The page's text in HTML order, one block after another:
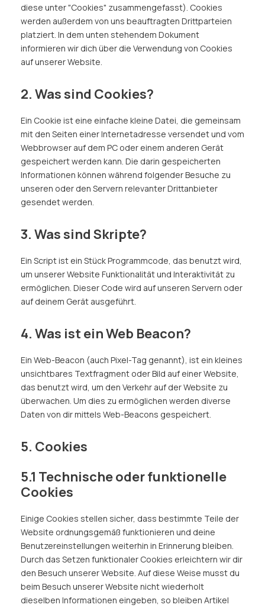
diese unter "Cookies" zusammengefasst). Cookies
werden außerdem von uns beauftragten Drittparteien
platziert. In dem unten stehendem Dokument
informieren wir dich über die Verwendung von Cookies
auf unserer Website.
2. Was sind Cookies?
Ein Cookie ist eine einfache kleine Datei, die gemeinsam
mit den Seiten einer Internetadresse versendet und vom
Webbrowser auf dem PC oder einem anderen Gerät
gespeichert werden kann. Die darin gespeicherten
Informationen können während folgender Besuche zu
unseren oder den Servern relevanter Drittanbieter
gesendet werden.
3. Was sind Skripte?
Ein Script ist ein Stück Programmcode, das benutzt wird,
um unserer Website Funktionalität und Interaktivität zu
ermöglichen. Dieser Code wird auf unseren Servern oder
auf deinem Gerät ausgeführt.
4. Was ist ein Web Beacon?
Ein Web-Beacon (auch Pixel-Tag genannt), ist ein kleines
unsichtbares Textfragment oder Bild auf einer Website,
das benutzt wird, um den Verkehr auf der Website zu
überwachen. Um dies zu ermöglichen werden diverse
Daten von dir mittels Web-Beacons gespeichert.
5. Cookies
5.1 Technische oder funktionelle
Cookies
Einige Cookies stellen sicher, dass bestimmte Teile der
Website ordnungsgemäß funktionieren und deine
Benutzereinstellungen weiterhin in Erinnerung bleiben.
Durch das Setzen funktionaler Cookies erleichtern wir dir
den Besuch unserer Website. Auf diese Weise musst du
beim Besuch unserer Website nicht wiederholt
dieselben Informationen eingeben, so bleiben Artikel